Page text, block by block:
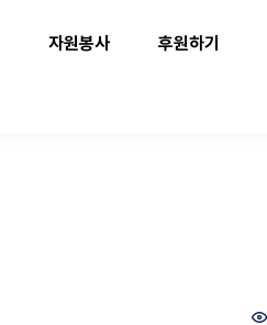
자원봉사 후원하기